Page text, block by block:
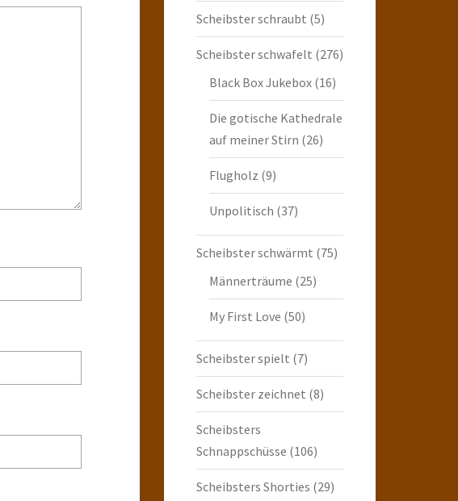
Scheibster schraubt (5)
Scheibster schwafelt (276)
Black Box Jukebox(16)
Die gotische Kathedrale
auf meiner Stirn (26)
Flugholz (9)
Unpolitisch (37)
Scheibster schwärmt (75)
Männerträume (25)
My First Love (50)
Scheibster spielt (7)
Scheibster zeichnet (8)
Scheibsters
Schnappschüsse (106)
Scheibsters Shorties (29)